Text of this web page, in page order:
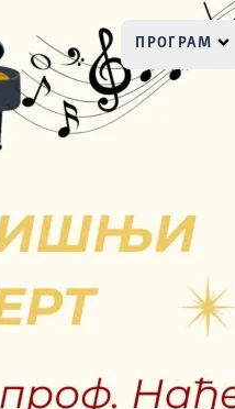
ПРОГРАМ